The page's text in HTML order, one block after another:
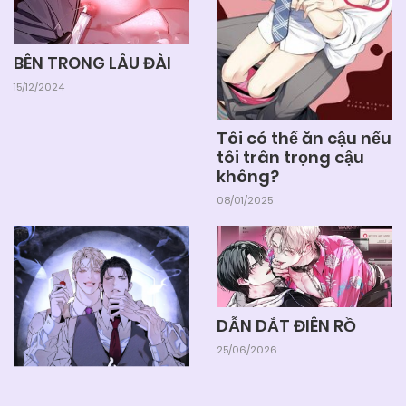
Chapter 20 05/06/2025
Chapter 17 05/06/2025
Chapter 16 05/06/2025
Chapter 15 05/06/2025
BÊN TRONG LÂU ĐÀI
15/12/2024
Tôi có thể ăn cậu nếu
tôi trân trọng cậu
không?
08/01/2025
DẪN DẮT ĐIÊN RỒ
25/06/2026